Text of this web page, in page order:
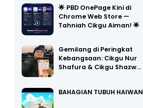
🌟 PBD OnePage Kini di
Chrome Web Store —
Tahniah Cikgu Aiman! 🌟
Gemilang di Peringkat
Kebangsaan: Cikgu Nur
Shafura & Cikgu Shazw…
BAHAGIAN TUBUH HAIWAN